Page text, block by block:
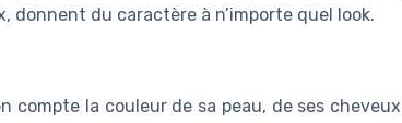
donnent du caractère à n’importe quel look.
compte la couleur de sa peau, de ses cheveux